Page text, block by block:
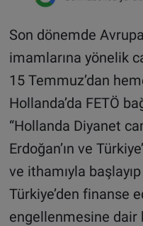
Son dönemde
imamlarına yönelik
15 Temmuz’dan
Hollanda’da FETÖ
“Hollanda Diyanet
Erdoğan’ın ve
ve ithamıyla
Türkiye’den finanse
engellenmesine dair